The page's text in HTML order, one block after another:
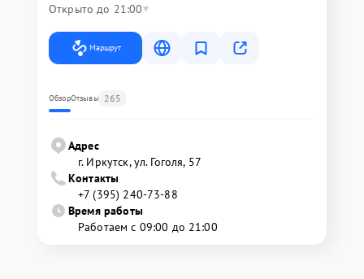
Открыто до 21:00
Маршрут
ОбзорОтзывы 265
Адрес
г. Иркутск, ул. ​Гоголя, 57
Контакты
+7 (395) 240-73-88
Время работы
Работаем с 09:00 до 21:00